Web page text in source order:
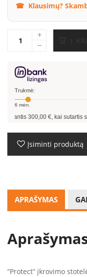
Klausimų?
Trukmė:
6 mėn.
300,00€, kai sutartis
Įsiminti produktą
APRAŠYMAS
“Protect” įkrovimo